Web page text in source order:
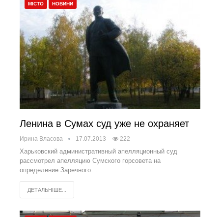
МІСТО НОВИНИ
Ленина в Сумах суд уже не охраняет
Ирина Власова 17.07.2013 222
Харьковский административный апелляционный суд
рассмотрел апелляцию Сумского горсовета на
определение Заречного…
ДЕТАЛЬНІШЕ...